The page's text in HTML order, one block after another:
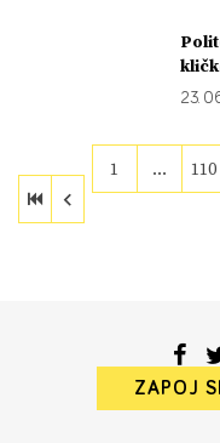
23.
1 … 110
ZAPOJ